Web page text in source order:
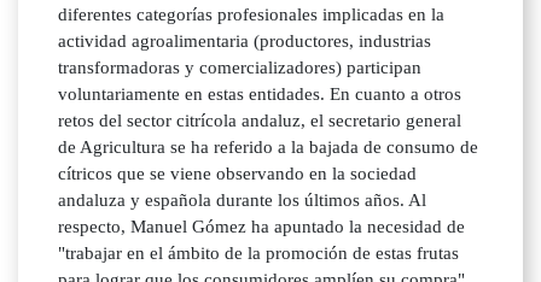
diferentes categorías profesionales implicadas en la
actividad agroalimentaria (productores, industrias
transformadoras y comercializadores) participan
voluntariamente en estas entidades. En cuanto a otros
retos del sector citrícola andaluz, el secretario general
de Agricultura se ha referido a la bajada de consumo de
cítricos que se viene observando en la sociedad
andaluza y española durante los últimos años. Al
respecto, Manuel Gómez ha apuntado la necesidad de
"trabajar en el ámbito de la promoción de estas frutas